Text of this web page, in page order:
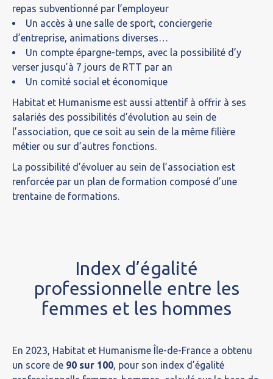
repas subventionné par l’employeur
Un accès à une salle de sport, conciergerie
d’entreprise, animations diverses…
Un compte épargne-temps, avec la possibilité d’y
verser jusqu’à 7 jours de RTT par an
Un comité social et économique
Habitat et Humanisme est aussi attentif à offrir à ses
salariés des possibilités d’évolution au sein de
l’association, que ce soit au sein de la même filière
métier ou sur d’autres fonctions.
La possibilité d’évoluer au sein de l’association est
renforcée par un plan de formation composé d’une
trentaine de formations.
Index d’égalité
professionnelle entre les
femmes et les hommes
En 2023, Habitat et Humanisme Île-de-France a obtenu
un score de 90 sur 100, pour son index d’égalité